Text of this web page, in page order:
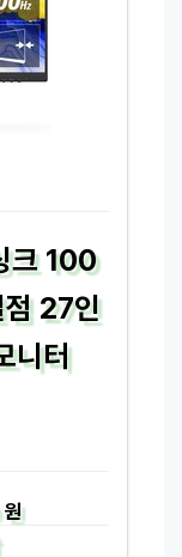
크 100
점 27인
니터